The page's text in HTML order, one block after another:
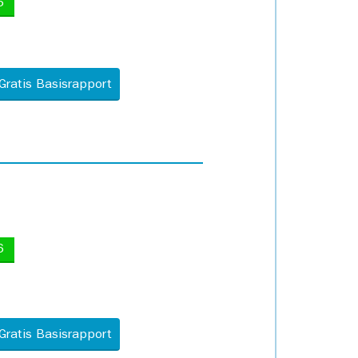
Basisrapport
Basisrapport